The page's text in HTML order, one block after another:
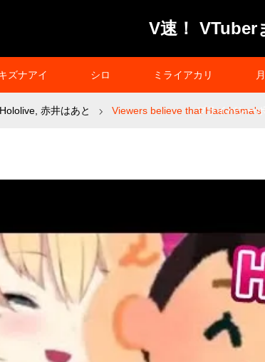
V速！ VTuber
ズナアイ シロ ミライアカリ
プライバシー
Hololive 赤井はあと Viewers believe that